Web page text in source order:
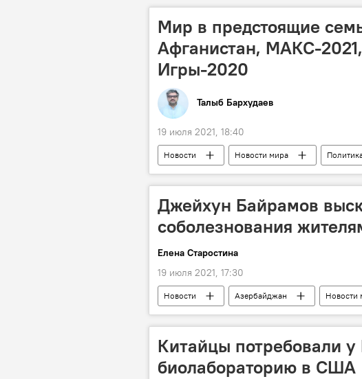
Мир в предстоящие
Афганистан, МАКС-
Игры-2020
Талыб Бархудаев
19 июля 2021, 18:40
Новости Новости мира
ТЕХНОЛОГИИ
неделя ожидания
Джейхун Байрамов
соболезнования
Елена Старостина
19 июля 2021, 17:30
Новости Азербайджан Новости
Политика
Джейхун Байрамов
Китайцы потребовали
биолабораторию в США